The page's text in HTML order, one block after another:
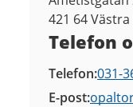
421 64
Telefon
Telefon 031-
E-post